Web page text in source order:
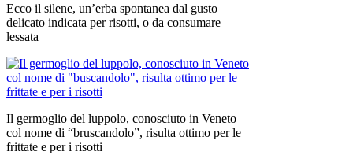
Ecco il silene, un’erba spontanea dal gusto
delicato indicata per risotti, o da consumare
lessata
Il germoglio del luppolo, conosciuto in Veneto
col nome di “bruscandolo”, risulta ottimo per le
frittate e per i risotti